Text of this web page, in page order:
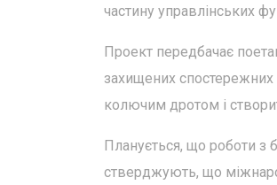
частину управлінських
Проект передбачає
захищених спостережних
колючим дротом і
Планується, що роботи з
стверджують, що